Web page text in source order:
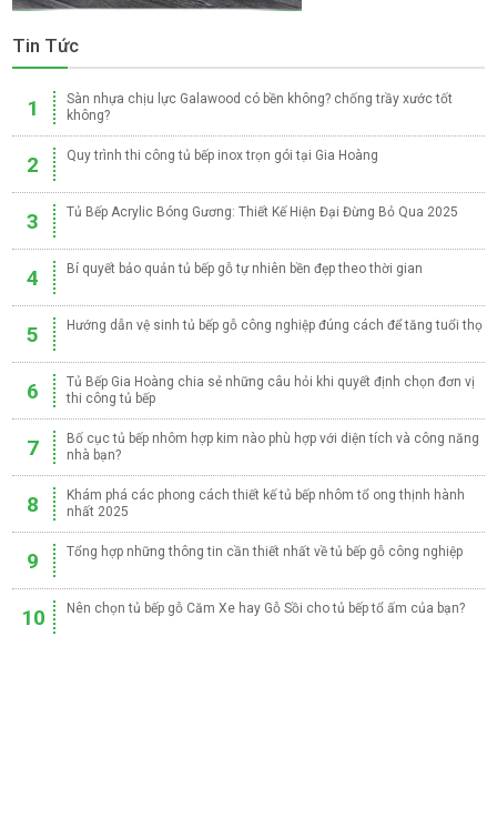
Tin Tức
1
Sàn nhựa chịu lực Galawood có bền không? chống trầy xước tốt
không?
2 Quy trình thi công tủ bếp inox trọn gói tại Gia Hoàng
3 Tủ Bếp Acrylic Bóng Gương: Thiết Kế Hiện Đại Đừng Bỏ Qua 2025
4 Bí quyết bảo quản tủ bếp gỗ tự nhiên bền đẹp theo thời gian
5 Hướng dẫn vệ sinh tủ bếp gỗ công nghiệp đúng cách để tăng tuổi thọ
6
Tủ Bếp Gia Hoàng chia sẻ những câu hỏi khi quyết định chọn đơn vị
thi công tủ bếp
7
Bố cục tủ bếp nhôm hợp kim nào phù hợp với diện tích và công năng
nhà bạn?
8
Khám phá các phong cách thiết kế tủ bếp nhôm tổ ong thịnh hành
nhất 2025
9 Tổng hợp những thông tin cần thiết nhất về tủ bếp gỗ công nghiệp
10 Nên chọn tủ bếp gỗ Căm Xe hay Gỗ Sồi cho tủ bếp tổ ấm của bạn?